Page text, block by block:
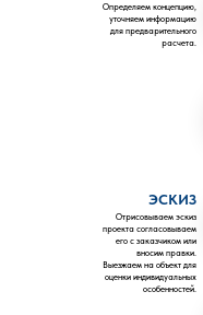
Отрисовываем эскиз
проекта согласовываем
его с заказчиком или
вносим правки.
Выезжаем на объект для
оценки индивидуальных
особенностей.
Определяем концепцию,
уточняем информацию
для предварительного
расчета.
ЭСКИЗ